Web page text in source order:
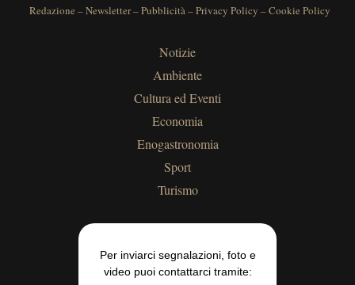
Redazione –Newsletter–Pubblicità–Privacy Policy –Cookie Policy
Notizie
Ambiente
Cultura ed Eventi
Economia
Enogastronomia
Sport
Turismo
Per inviarci segnalazioni, foto e
video puoi contattarci tramite: